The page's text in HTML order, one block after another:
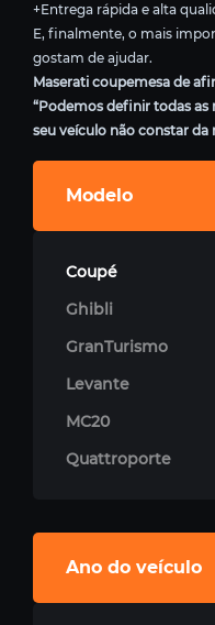
+Entrega rápida e alta
E, finalmente, o mais
gostam de ajudar.
Maserati coupemesa de
“Podemos definir todas as
seu veículo não constar da
Modelo
Coupé
Ghibli
GranTurismo
Levante
MC20
Quattroporte
Ano do veículo